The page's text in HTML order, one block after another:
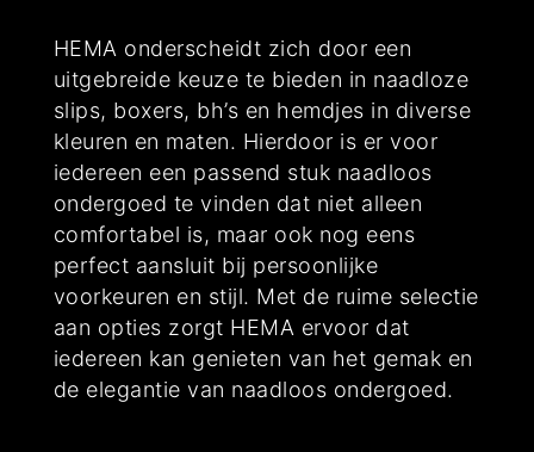
HEMA onderscheidt zich door een
uitgebreide keuze te bieden in naadloze
slips, boxers, bh’s en hemdjes in diverse
kleuren en maten. Hierdoor is er voor
iedereen een passend stuk naadloos
ondergoed te vinden dat niet alleen
comfortabel is, maar ook nog eens
perfect aansluit bij persoonlijke
voorkeuren en stijl. Met de ruime selectie
aan opties zorgt HEMA ervoor dat
iedereen kan genieten van het gemak en
de elegantie van naadloos ondergoed.